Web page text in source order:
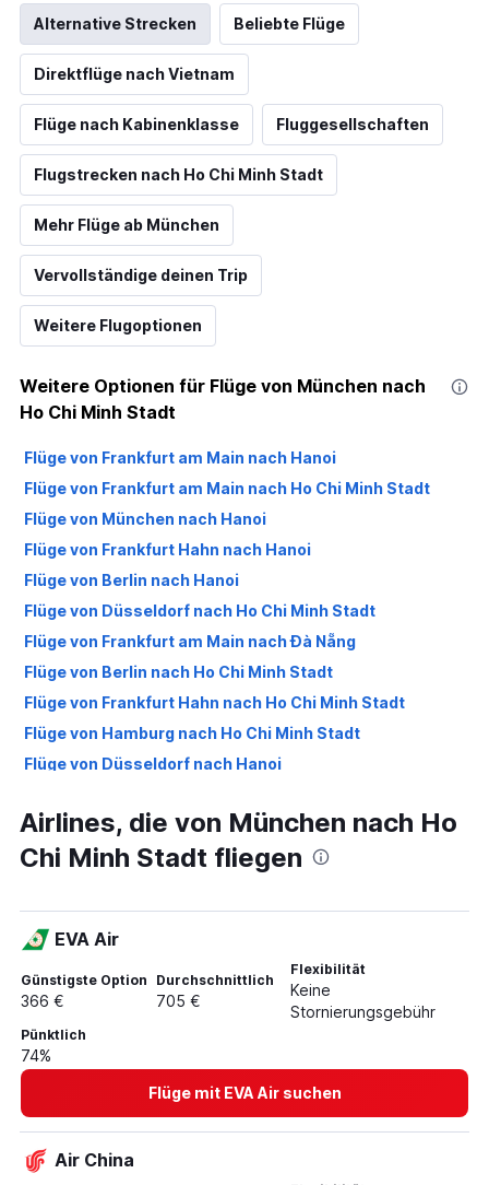
Alternative Strecken Beliebte Flüge
Direktflüge nach Vietnam
Flüge nach Kabinenklasse Fluggesellschaften
Flugstrecken nach Ho Chi Minh Stadt
Mehr Flüge ab München
Vervollständige deinen Trip
Weitere Flugoptionen
Weitere Optionen für Flüge von München nach
Ho Chi Minh Stadt
Flüge von Frankfurt am Main nach Hanoi
Flüge von Frankfurt am Main nach Ho Chi Minh Stadt
Flüge von München nach Hanoi
Flüge von Frankfurt Hahn nach Hanoi
Flüge von Berlin nach Hanoi
Flüge von Düsseldorf nach Ho Chi Minh Stadt
Flüge von Frankfurt am Main nach Đà Nẵng
Flüge von Berlin nach Ho Chi Minh Stadt
Flüge von Frankfurt Hahn nach Ho Chi Minh Stadt
Flüge von Hamburg nach Ho Chi Minh Stadt
Flüge von Düsseldorf nach Hanoi
Flüge von München nach Đà Nẵng
Flüge von Nürnberg nach Hanoi
Flüge von Stuttgart nach Hanoi
Flüge von Frankfurt am Main nach Phu Quoc
Flüge von Hannover nach Ho Chi Minh Stadt
Flüge von Köln nach Ho Chi Minh Stadt
Flüge von Bremen nach Hanoi
Flüge von Stuttgart nach Ho Chi Minh Stadt
Flüge von Köln nach Hanoi
Flüge von Nürnberg nach Ho Chi Minh Stadt
Flüge von Berlin nach Đà Nẵng
Airlines, die von München nach Ho
Chi Minh Stadt fliegen
EVA Air
Günstigste Option
366 €
Durchschnittlich
705 €
Flexibilität
Keine
Stornierungsgebühr
Pünktlich
74%
Flüge mit EVA Air suchen
Air China